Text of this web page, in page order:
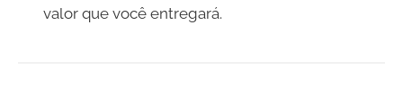
valor que você entregará.